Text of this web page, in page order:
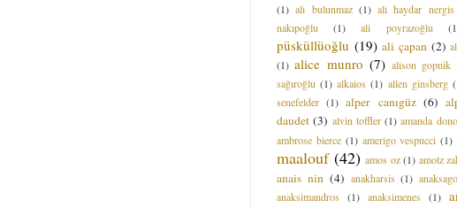
(1) ali bulunmaz (1) ali haydar nergis
nakıpoğlu
(1) ali poyrazoğlu
püsküllüoğlu (19) ali çapan (2)
(1) alice munro (7) alison gopnik
sağıroğlu (1) alkaios (1) allen ginsberg
senefelder (1) alper canıgüz (6)
daudet (3) alvin toffler (1) amanda
ambrose bierce (1) amerigo vespucci (1)
maalouf (42) amos oz (1) amotz
anais nin (4) anakharsis (1)
anaksimandros
(1) anaksimenes (1)